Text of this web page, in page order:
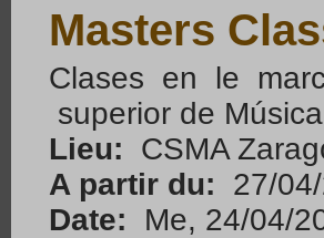
Masters
Clases en le
superior de
Lieu:
CSMA
A partir du:
27/
Date:
Me, 24/04/